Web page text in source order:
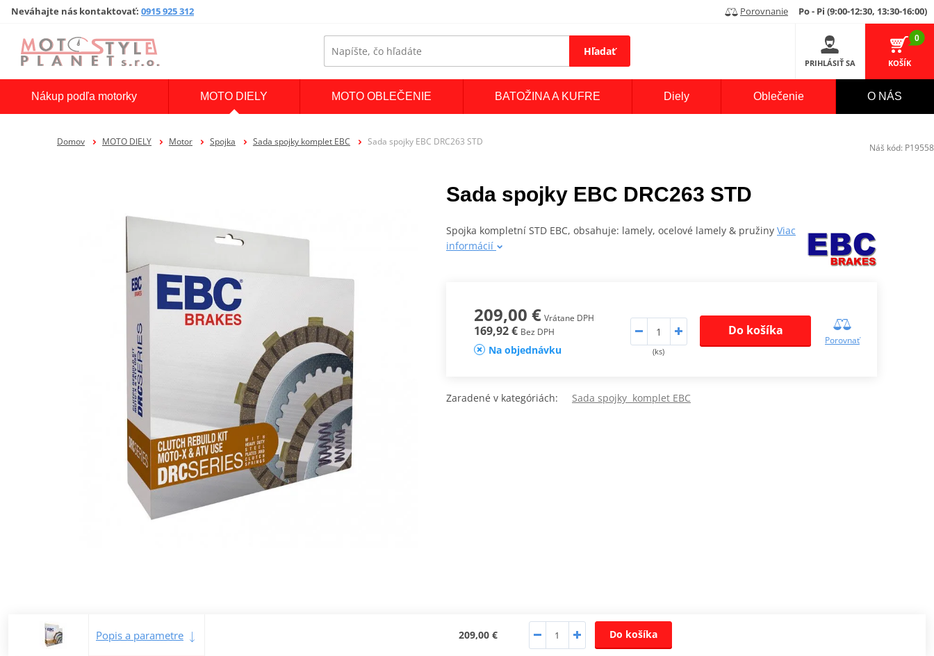
Neváhajte nás kontaktovať: 0915 925 312 Porovnanie Po - Pi (9:00-12:30, 13:30-16:00)
Hľadať
PRIHLÁSIŤ SA
0
KOŠÍK
Nákup podľa motorky MOTO DIELY MOTO OBLEČENIE BATOŽINA A KUFRE Diely Oblečenie O NÁS
Domov MOTO DIELY Motor Spojka Sada spojky komplet EBC Sada spojky EBC DRC263 STD
Sada spojky EBC DRC263 STD
Spojka kompletní STD EBC, obsahuje: lamely, ocelové lamely & pružiny Viac
informácií
209,00 € Vrátane DPH
169,92 € Bez DPH
Na objednávku (ks)
Do košíka
Porovnať
Zaradené v kategóriách: Sada spojky komplet EBC
Popis a parametre 209,00 € Do košíka
Náš kód: P19558